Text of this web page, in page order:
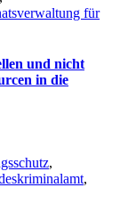
für
und nicht
in die
,
,